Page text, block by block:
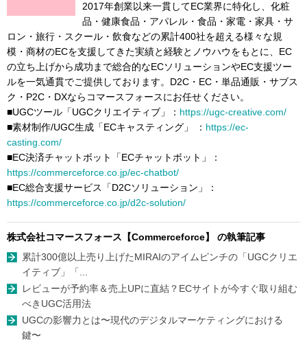
2017年創業以来一貫してEC業界に特化し、化粧
品・健康食品・アパレル・食品・家電・家具・サ
ロン・旅行・スクール・飲食などの累計400社を超える様々な規
模・商材のECを支援してきた実績と経験とノウハウをもとに、EC
の立ち上げから成功まで総合的なECソリューションやEC支援ツー
ルを一気通貫でご提供しております。D2C・EC・単品通販・サブス
ク・P2C・DXならコマースフォースにお任せください。
■UGCツール「UGCクリエイティブ」： https://ugc-creative.com/
■素材制作/UGC生成「ECキャスティング」 ： https://ec-
casting.com/
■EC決済チャットボット「ECチャットボット」：
https://commerceforce.co.jp/ec-chatbot/
■EC総合支援サービス「D2Cソリューション」：
https://commerceforce.co.jp/d2c-solution/
株式会社コマースフォース【Commerceforce】 の執筆記事
累計300億以上売り上げたMIRAIのアイムピンチの「UGCクリエ
イティブ」「...
レビューが予約率＆売上UPに直結？ECサイトが今すぐ取り組む
べきUGC活用法
UGCの影響力とは〜現代のデジタルマーケティングにおける
鍵〜